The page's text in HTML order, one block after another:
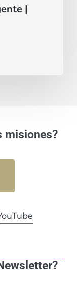
|
misiones?